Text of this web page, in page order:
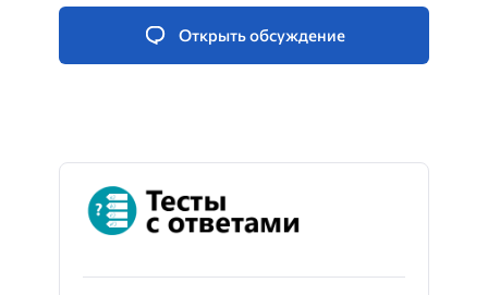
Открыть обсуждение